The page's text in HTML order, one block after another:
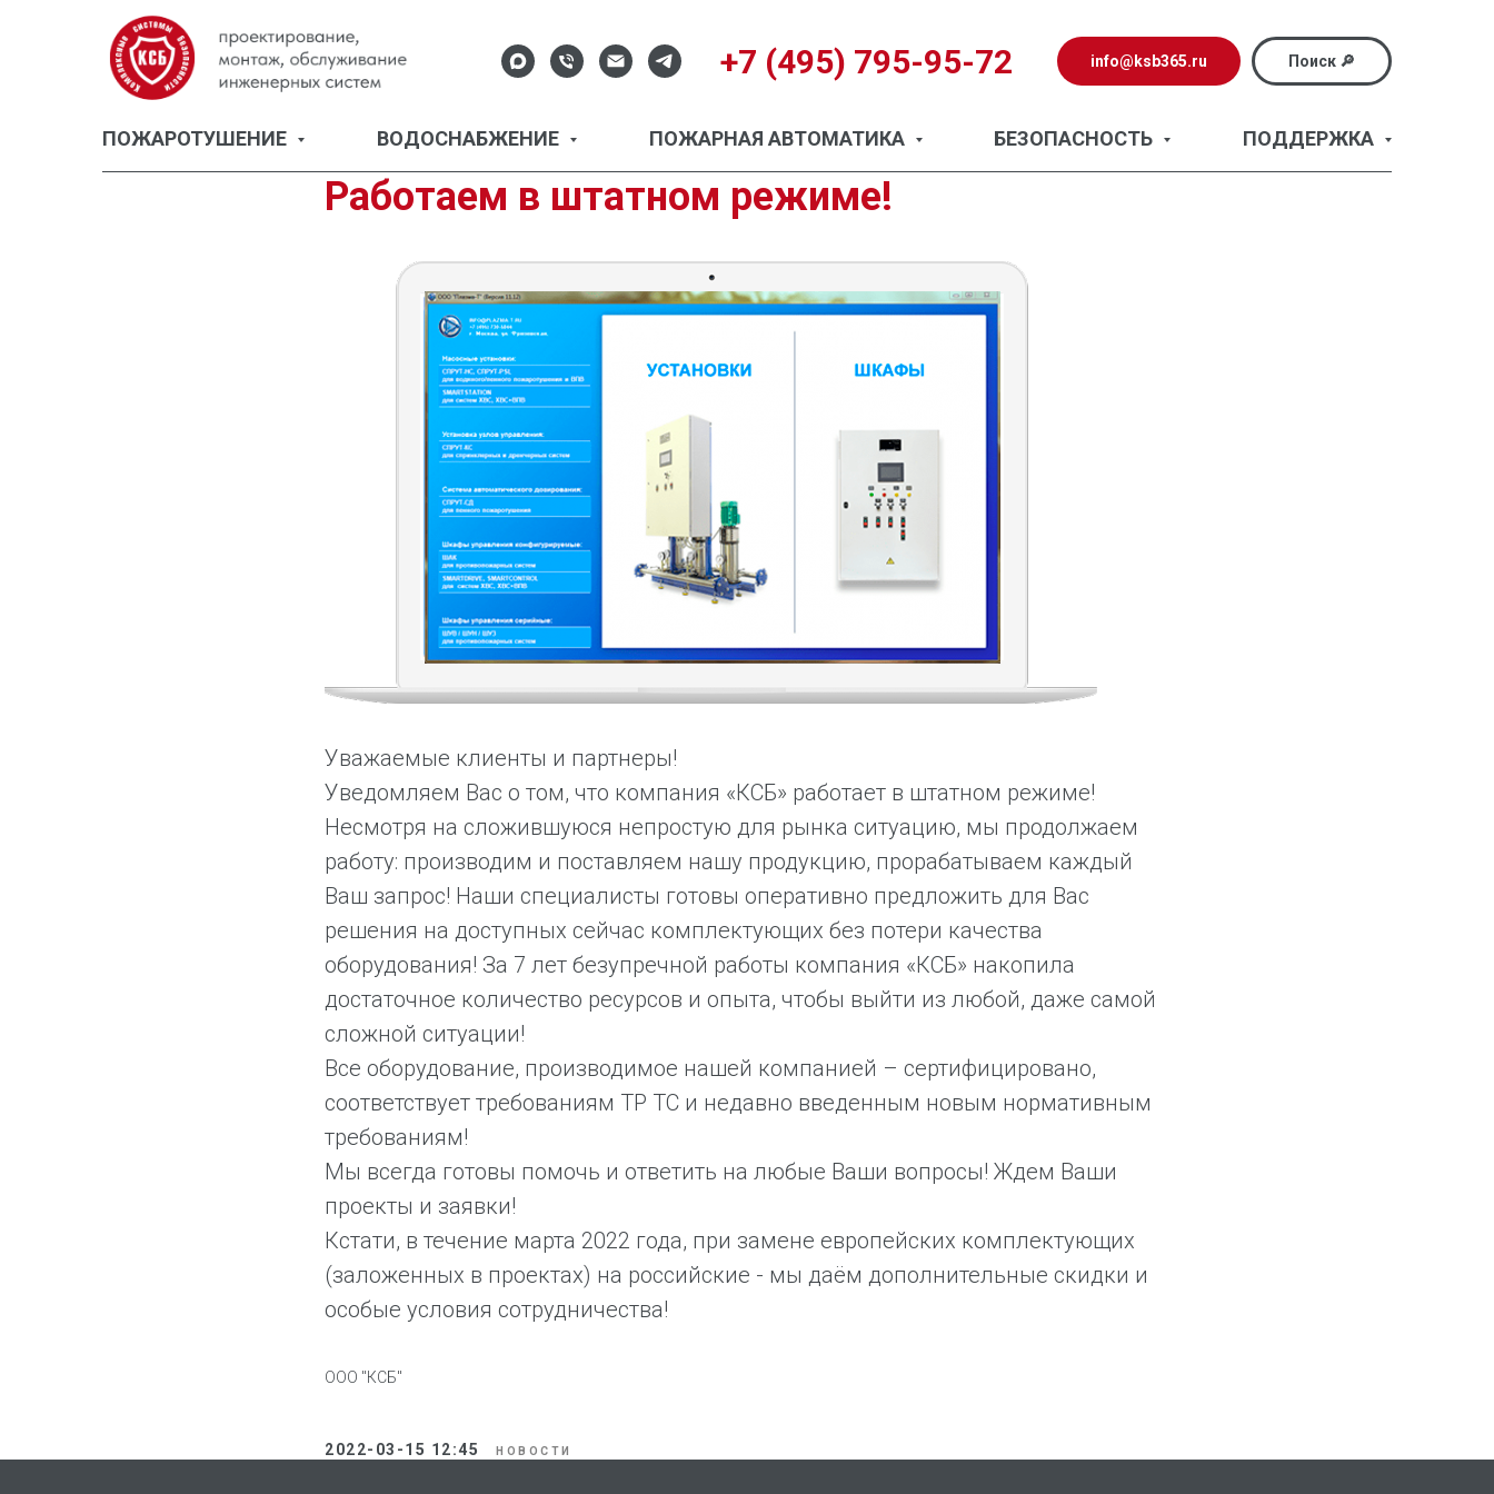
+7 (495) 795-95-72 info@ksb365.ru Поиск 🔎
ПОЖАРОТУШЕНИЕ ВОДОСНАБЖЕНИЕ ПОЖАРНАЯ АВТОМАТИКА БЕЗОПАСНОСТЬ ПОДДЕРЖКА
Работаем в штатном режиме!
Уважаемые клиенты и партнеры!
Уведомляем Вас о том, что компания «КСБ» работает в штатном режиме!
Несмотря на сложившуюся непростую для рынка ситуацию, мы продолжаем
работу: производим и поставляем нашу продукцию, прорабатываем каждый
Ваш запрос! Наши специалисты готовы оперативно предложить для Вас
решения на доступных сейчас комплектующих без потери качества
оборудования! За 7 лет безупречной работы компания «КСБ» накопила
достаточное количество ресурсов и опыта, чтобы выйти из любой, даже самой
сложной ситуации!
Все оборудование, производимое нашей компанией – сертифицировано,
соответствует требованиям ТР ТС и недавно введенным новым нормативным
требованиям!
Мы всегда готовы помочь и ответить на любые Ваши вопросы! Ждем Ваши
проекты и заявки!
Кстати, в течение марта 2022 года, при замене европейских комплектующих
(заложенных в проектах) на российские - мы даём дополнительные скидки и
особые условия сотрудничества!
ООО "КСБ"
2022-03-15 12:45 НОВОСТИ